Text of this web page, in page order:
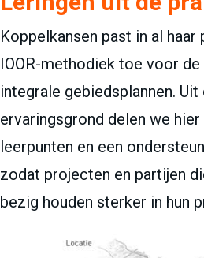
Koppelkansen past in al
IOOR-methodiek toe voor
integrale gebiedsplannen.
ervaringsgrond delen we
leerpunten en een
zodat projecten en partijen
bezig houden sterker in hun